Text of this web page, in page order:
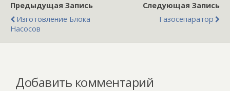
Предыдущая Запись
Изготовление Блока
Насосов
Следующая Запись
Газосепаратор
Добавить комментарий